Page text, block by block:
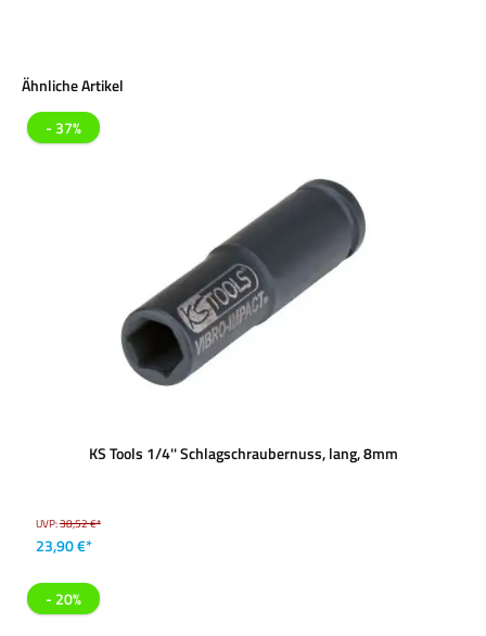
Produktgalerie überspringen
Ähnliche Artikel
- 37%
KS Tools 1/4'' Schlagschraubernuss, lang, 8mm
UVP:38,52 €*
23,90 €*
- 20%